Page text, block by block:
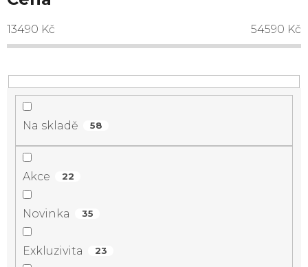
13490 Kč 54590 Kč
Na skladě 58
Akce 22
Novinka 35
Exkluzivita 23